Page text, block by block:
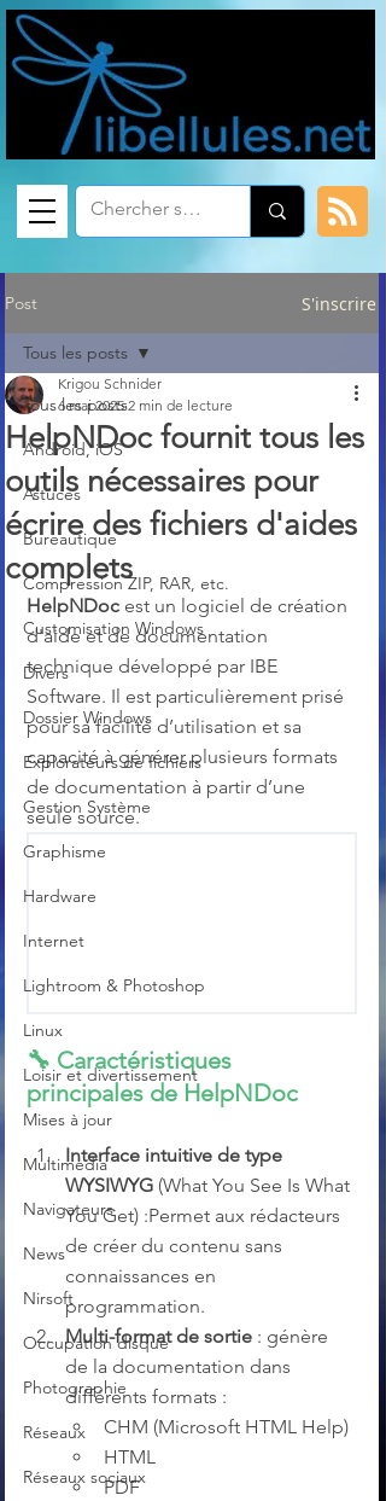
Post S'inscrire
Tous les posts
Android, iOS
Astuces
Bureautique
Compression ZIP, RAR, etc.
Customisation Windows
Divers
Dossier Windows
Explorateurs de fichiers
Gestion Système
Graphisme
Hardware
Internet
Lightroom & Photoshop
Linux
Loisir et divertissement
Mises à jour
Multimedia
Navigateurs
News
Nirsoft
Occupation disque
Photographie
Réseaux
Réseaux sociaux
Tous les posts
HelpNDoc fournit tous les
outils nécessaires pour
écrire des fichiers d'aides
complets
Krigou Schnider
6 mai 2025 2 min de lecture
HelpNDoc est un logiciel de création
d'aide et de documentation
technique développé par IBE
Software. Il est particulièrement prisé
pour sa facilité d’utilisation et sa
capacité à générer plusieurs formats
de documentation à partir d’une
seule source.
🔧 Caractéristiques
principales de HelpNDoc
Interface intuitive de type
WYSIWYG (What You See Is What
You Get) :Permet aux rédacteurs
de créer du contenu sans
connaissances en
programmation.
Multi-format de sortie : génère
de la documentation dans
différents formats :
CHM (Microsoft HTML Help)
HTML
PDF